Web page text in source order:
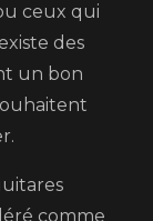
ceux qui
des
un bon
comme